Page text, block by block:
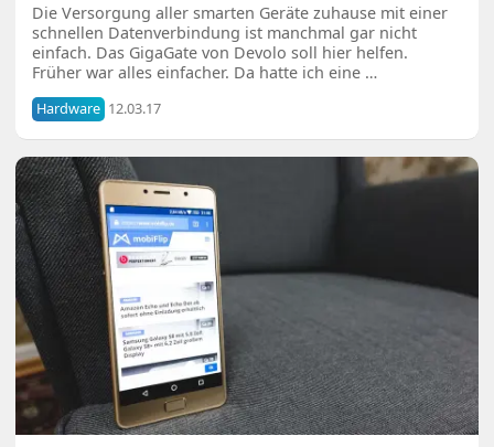
Die Versorgung aller smarten Geräte zuhause mit einer
schnellen Datenverbindung ist manchmal gar nicht
einfach. Das GigaGate von Devolo soll hier helfen.
Früher war alles einfacher. Da hatte ich eine …
Hardware 12.03.17